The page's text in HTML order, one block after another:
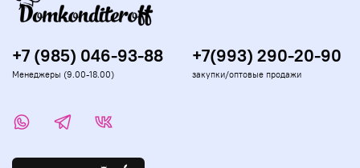
+7 (985) 046-93-88
Менеджеры (9.00-18.00)
+7(993) 290-20-90
закупки/оптовые продажи